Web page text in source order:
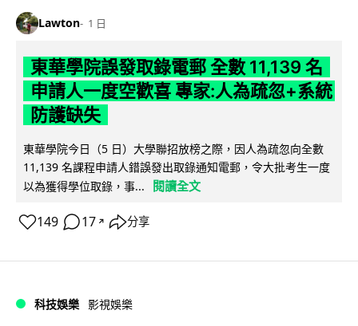
Lawton 1 日
東華學院誤發取錄電郵 全數 11,139 名
申請人一度空歡喜 專家:人為疏忽+系統
防護缺失
東華學院今日（5 日）大學聯招放榜之際，因人為疏忽向全數
11,139 名課程申請人錯誤發出取錄通知電郵，令大批考生一度
以為獲得學位取錄，事...
閱讀全文
149 17 ↗ 分享
科技娛樂 影視娛樂